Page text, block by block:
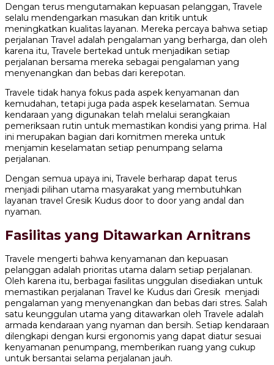
Dengan terus mengutamakan kepuasan pelanggan, Travele
selalu mendengarkan masukan dan kritik untuk
meningkatkan kualitas layanan. Mereka percaya bahwa setiap
perjalanan Travel adalah pengalaman yang berharga, dan oleh
karena itu, Travele bertekad untuk menjadikan setiap
perjalanan bersama mereka sebagai pengalaman yang
menyenangkan dan bebas dari kerepotan.
Travele tidak hanya fokus pada aspek kenyamanan dan
kemudahan, tetapi juga pada aspek keselamatan. Semua
kendaraan yang digunakan telah melalui serangkaian
pemeriksaan rutin untuk memastikan kondisi yang prima. Hal
ini merupakan bagian dari komitmen mereka untuk
menjamin keselamatan setiap penumpang selama
perjalanan.
Dengan semua upaya ini, Travele berharap dapat terus
menjadi pilihan utama masyarakat yang membutuhkan
layanan travel Gresik Kudus door to door yang andal dan
nyaman.
Fasilitas yang Ditawarkan Arnitrans
Travele mengerti bahwa kenyamanan dan kepuasan
pelanggan adalah prioritas utama dalam setiap perjalanan.
Oleh karena itu, berbagai fasilitas unggulan disediakan untuk
memastikan perjalanan Travel ke Kudus dari Gresik menjadi
pengalaman yang menyenangkan dan bebas dari stres. Salah
satu keunggulan utama yang ditawarkan oleh Travele adalah
armada kendaraan yang nyaman dan bersih. Setiap kendaraan
dilengkapi dengan kursi ergonomis yang dapat diatur sesuai
kenyamanan penumpang, memberikan ruang yang cukup
untuk bersantai selama perjalanan jauh.